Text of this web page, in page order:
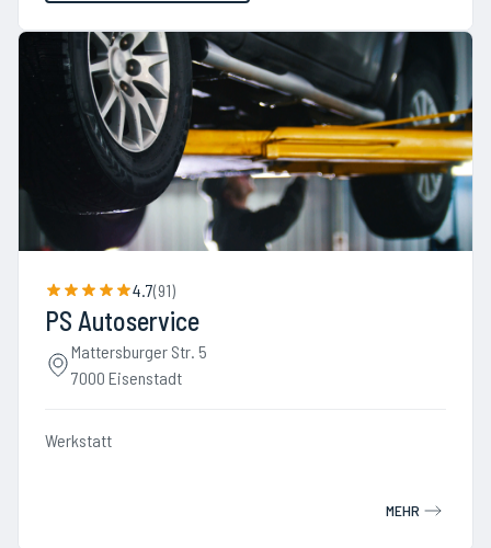
4.7(91)
PS Autoservice
Mattersburger Str. 5
7000 Eisenstadt
Werkstatt
MEHR